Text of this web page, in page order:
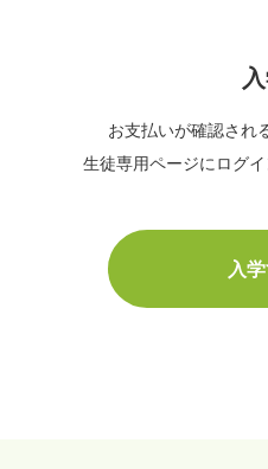
お支払いが確認され
生徒専用ページにログ
入